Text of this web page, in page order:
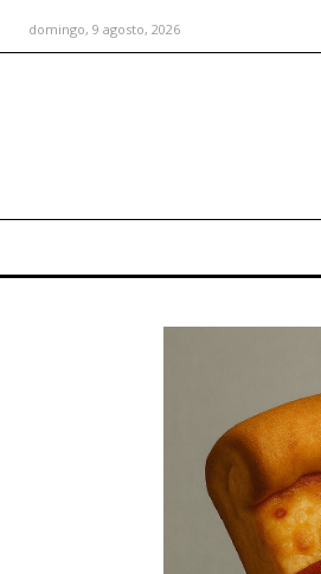
domingo, 9 agosto, 2026